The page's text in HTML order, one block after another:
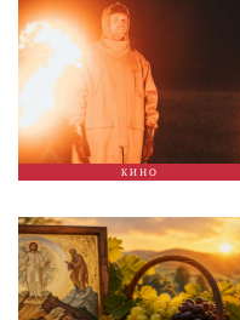
КИНО